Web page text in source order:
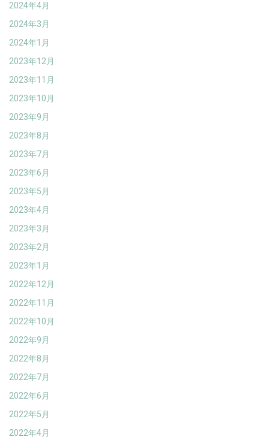
2024年4月
2024年3月
2024年1月
2023年12月
2023年11月
2023年10月
2023年9月
2023年8月
2023年7月
2023年6月
2023年5月
2023年4月
2023年3月
2023年2月
2023年1月
2022年12月
2022年11月
2022年10月
2022年9月
2022年8月
2022年7月
2022年6月
2022年5月
2022年4月